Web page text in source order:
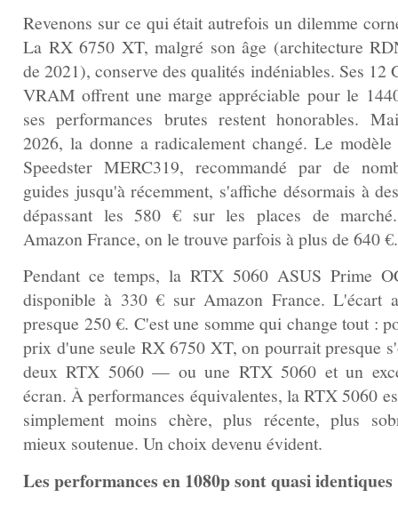
Revenons sur ce qui était autrefois un dilemme
La RX 6750 XT, malgré son âge (architecture
de 2021), conserve des qualités indéniables. Ses 12
VRAM offrent une marge appréciable pour le
ses performances brutes restent honorables.
2026, la donne a radicalement changé. Le
Speedster MERC319, recommandé par de
guides jusqu'à récemment, s'affiche désormais à
dépassant les 580 € sur les places de
Amazon France, on le trouve parfois à plus de 640 €.
Pendant ce temps, la RTX 5060 ASUS Prime
disponible à 330 € sur Amazon France. L'écart
presque 250 €. C'est une somme qui change tout :
prix d'une seule RX 6750 XT, on pourrait presque
deux RTX 5060 — ou une RTX 5060 et un
écran. À performances équivalentes, la RTX 5060
simplement moins chère, plus récente, plus
mieux soutenue. Un choix devenu évident.
Les performances en 1080p sont quasi identiques